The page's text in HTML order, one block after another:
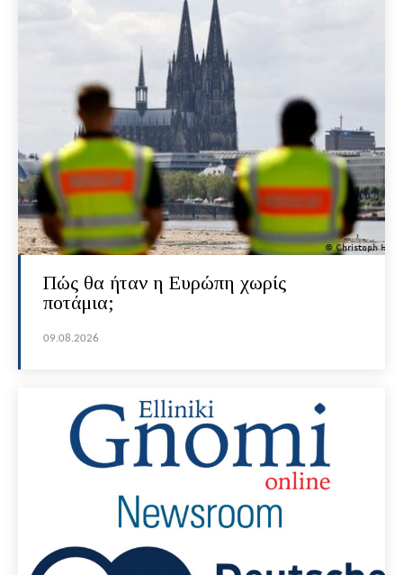
Πώς θα ήταν η Ευρώπη χωρίς
ποτάμια;
09.08.2026